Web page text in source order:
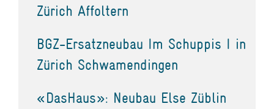
Zürich Affoltern
BGZ-Ersatzneubau Im Schuppis I in
Zürich Schwamendingen
«DasHaus»: Neubau Else Züblin